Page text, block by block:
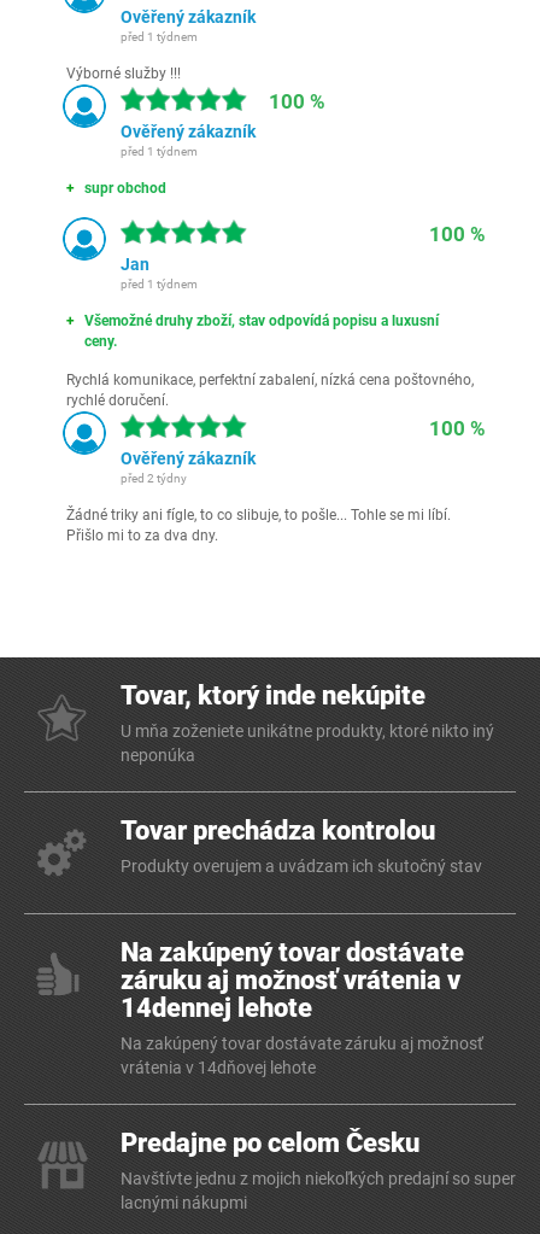
Ověřený zákazník
před 1 týdnem
Výborné služby !!!
100 %
Ověřený zákazník
před 1 týdnem
supr obchod
100 %
Jan
před 1 týdnem
Všemožné druhy zboží, stav odpovídá popisu a luxusní
ceny.
Rychlá komunikace, perfektní zabalení, nízká cena poštovného,
rychlé doručení.
100 %
Ověřený zákazník
před 2 týdny
Žádné triky ani fígle, to co slibuje, to pošle... Tohle se mi líbí.
Přišlo mi to za dva dny.
Tovar, ktorý inde nekúpite
U mňa zoženiete unikátne produkty, ktoré nikto iný
neponúka
Tovar prechádza kontrolou
Produkty overujem a uvádzam ich skutočný stav
Na zakúpený tovar dostávate
záruku aj možnosť vrátenia v
14dennej lehote
Na zakúpený tovar dostávate záruku aj možnosť
vrátenia v 14dňovej lehote
Predajne po celom Česku
Navštívte jednu z mojich niekoľkých predajní so super
lacnými nákupmi